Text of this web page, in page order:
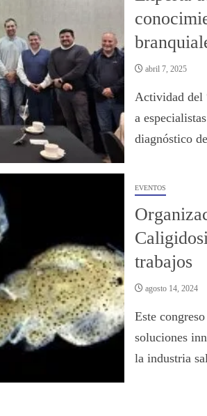
abril 7, 2025
Actividad del
a
diagnóstico
EVENTOS
trabajos
agosto 14, 2024
Este
soluciones
la industria